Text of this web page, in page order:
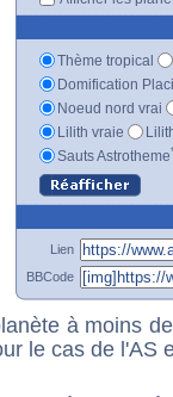
Thème tropical
Domification
Noeud nord vrai
Lilith vraie
Sauts Astrotheme
Lien
BBCode
à moins
le cas de l'AS